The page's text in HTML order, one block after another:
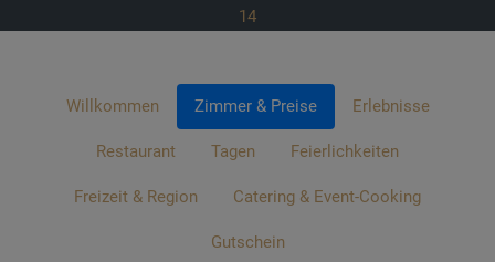
14
Willkommen Zimmer & Preise Erlebnisse
Restaurant Tagen Feierlichkeiten
Freizeit & Region Catering & Event-Cooking
Gutschein